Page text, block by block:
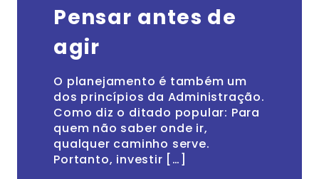
Pensar antes de
agir
O planejamento é também um
dos princípios da Administração.
Como diz o ditado popular: Para
quem não saber onde ir,
qualquer caminho serve.
Portanto, investir […]